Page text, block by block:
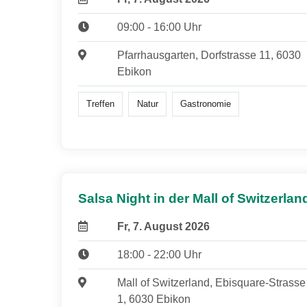
09:00 - 16:00 Uhr
Pfarrhausgarten, Dorfstrasse 11, 6030
Ebikon
Treffen Natur Gastronomie
Salsa Night in der Mall of
Fr, 7. August 2026
18:00 - 22:00 Uhr
Mall of Switzerland, Ebisquare-Strasse
1, 6030 Ebikon